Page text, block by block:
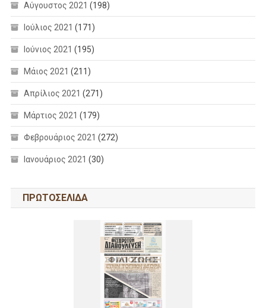
Αύγουστος 2021 (198)
Ιούλιος 2021 (171)
Ιούνιος 2021 (195)
Μάιος 2021 (211)
Απρίλιος 2021 (271)
Μάρτιος 2021 (179)
Φεβρουάριος 2021 (272)
Ιανουάριος 2021 (30)
ΠΡΩΤΟΣΕΛΙΔΑ